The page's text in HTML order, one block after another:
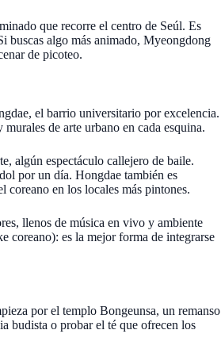
que recorre el centro de Seúl. Es
buscas algo más animado, Myeongdong
de picoteo.
el barrio universitario por excelencia.
de arte urbano en cada esquina.
algún espectáculo callejero de baile.
por un día. Hongdae también es
coreano en los locales más pintones.
llenos de música en vivo y ambiente
coreano): es la mejor forma de integrarse
por el templo Bongeunsa, un remanso
budista o probar el té que ofrecen los